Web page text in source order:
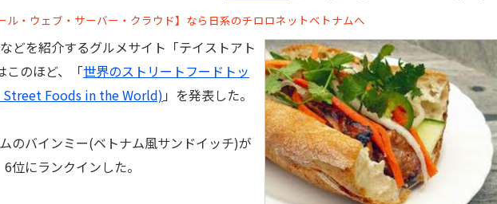
ル・ウェブ・サーバー・クラウド】なら日系のチロロネットベトナムへ
どを紹介するグルメサイト「テイストアト
このほど、「世界のストリートフードトッ
Street Foods in the World) 」を発表した。
のバインミー(ベトナム風サンドイッチ)が
位にランクインした。